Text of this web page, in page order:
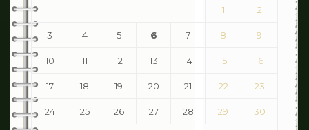
1 2
3 4 5 6 7 8 9
10 11 12 13 14 15 16
17 18 19 20 21 22 23
24 25 26 27 28 29 30